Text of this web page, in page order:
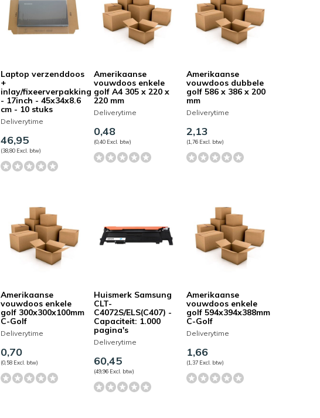
Laptop verzenddoos
+
inlay/fixeerverpakking
- 17inch - 45x34x8.6
cm - 10 stuks
Deliverytime
46,95
(38,80 Excl. btw)
Amerikaanse
vouwdoos enkele
golf A4 305 x 220 x
220 mm
Deliverytime
0,48
(0,40 Excl. btw)
Amerikaanse
vouwdoos dubbele
golf 586 x 386 x 200
mm
Deliverytime
2,13
(1,76 Excl. btw)
Amerikaanse
vouwdoos enkele
golf 300x300x100mm
C-Golf
Deliverytime
0,70
(0,58 Excl. btw)
Huismerk Samsung
CLT-
C4072S/ELS(C407) -
Capaciteit: 1.000
pagina's
Deliverytime
60,45
(49,96 Excl. btw)
Amerikaanse
vouwdoos enkele
golf 594x394x388mm
C-Golf
Deliverytime
1,66
(1,37 Excl. btw)